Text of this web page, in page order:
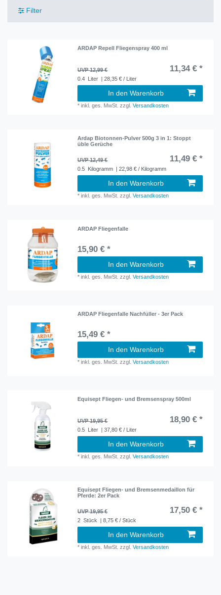
Filter
ARDAP Repell Fliegenspray 400 ml
UVP 12,99 € 11,34 € *
0.4 Liter | 28,35 € / Liter
In den Warenkorb
*inkl. ges. MwSt. zzgl.Versandkosten
Ardap Biotonnen-Pulver 500g 3 in 1: Stoppt
üble Gerüche
UVP 12,49 € 11,49 € *
0.5 Kilogramm | 22,98 € / Kilogramm
In den Warenkorb
*inkl. ges. MwSt. zzgl.Versandkosten
ARDAP Fliegenfalle
15,90 € *
In den Warenkorb
*inkl. ges. MwSt. zzgl.Versandkosten
ARDAP Fliegenfalle Nachfüller - 3er Pack
15,49 € *
In den Warenkorb
*inkl. ges. MwSt. zzgl.Versandkosten
Equisept Fliegen- und Bremsenspray 500ml
UVP 19,95 € 18,90 € *
0.5 Liter | 37,80 € / Liter
In den Warenkorb
*inkl. ges. MwSt. zzgl.Versandkosten
Equisept Fliegen- und Bremsenmedaillon für
Pferde: 2er Pack
UVP 19,95 € 17,50 € *
2 Stück | 8,75 € / Stück
In den Warenkorb
*inkl. ges. MwSt. zzgl.Versandkosten